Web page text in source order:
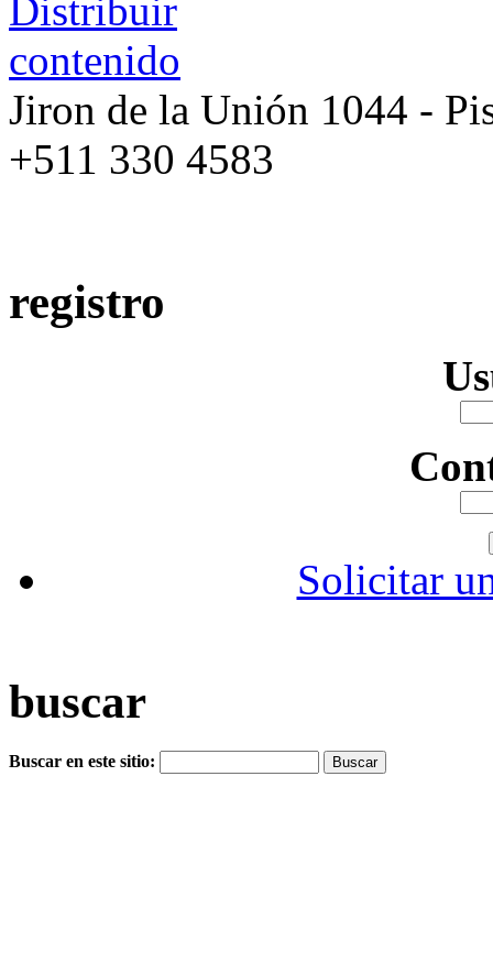
Jiron de la Unión 1044 -
+511 330 4583
registro
Solicitar
buscar
Buscar en este sitio: